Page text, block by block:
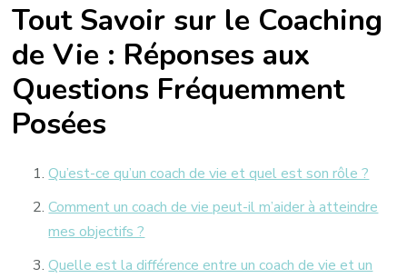
Tout Savoir sur le Coaching
de Vie : Réponses aux
Questions Fréquemment
Posées
Qu’est-ce qu’un coach de vie et quel est son rôle ?
Comment un coach de vie peut-il m’aider à atteindre
mes objectifs ?
Quelle est la différence entre un coach de vie et un